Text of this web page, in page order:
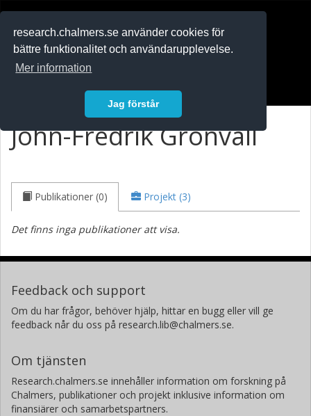
research.chalmers.se använder cookies för
bättre funktionalitet och användarupplevelse.
Mer information
Jag förstår
John-Fredrik Grönvall
Publikationer (0) Projekt (3)
Det finns inga publikationer att visa.
Feedback och support
Om du har frågor, behöver hjälp, hittar en bugg eller vill ge
feedback når du oss på research.lib@chalmers.se.
Om tjänsten
Research.chalmers.se innehåller information om forskning på
Chalmers, publikationer och projekt inklusive information om
finansiärer och samarbetspartners.